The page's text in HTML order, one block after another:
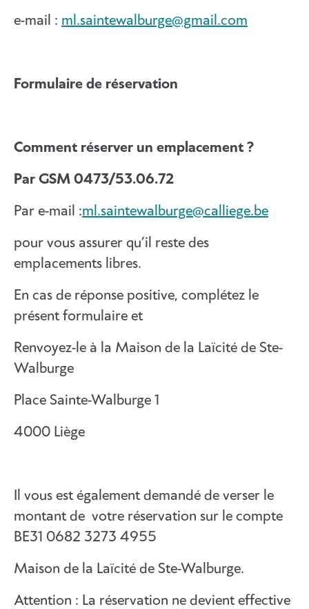
e-mail : ml.saintewalburge@gmail.com
Formulaire de réservation
Comment réserver un emplacement ?
Par GSM 0473/53.06.72
Par e-mail :ml.saintewalburge@calliege.be
pour vous assurer qu’il reste des
emplacements libres.
En cas de réponse positive, complétez le
présent formulaire et
Renvoyez-le à la Maison de la Laïcité de Ste-
Walburge
Place Sainte-Walburge 1
4000 Liège
Il vous est également demandé de verser le
montant de votre réservation sur le compte
BE31 0682 3273 4955
Maison de la Laïcité de Ste-Walburge.
Attention : La réservation ne devient effective